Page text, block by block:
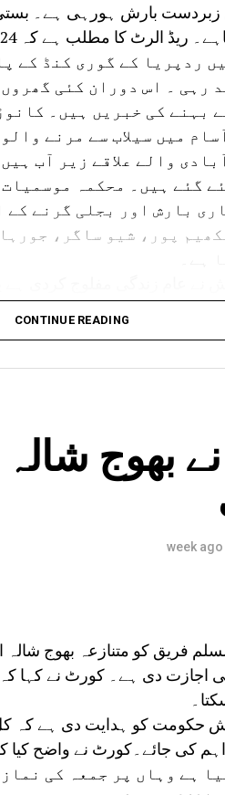
میں زبردست بارش ہورہی ہے۔
مطلب ہے کہ 24 گھنٹے میں حد سے زیادہ بارش۔
ردپریا کے گوری کنڈ کے
رہی ۔ اس دوران کئی
بہنے کی خبریں ہیں۔
میں سیلاب سے مرنے
والے علاقے زیر آب
گئے ہیں۔ محکمہ
بارش اور بجلی گرنے
پور، شیو ساگر،
انتظامیہ الرٹ ہے۔
CONTINUE READING
بھوج شالہ
فریق کو متنازعہ بھوج
اجازت دی ہے۔ کورٹ نے کہا
حکومت کو ہدایت دی ہے کہ
ہے وہاں پر جمعہ کی